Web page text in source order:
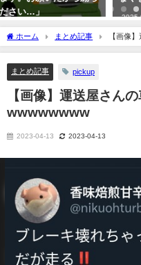
2025-04-23
ホーム まとめ記事
【画像
wwwwwwww
まとめ記事 pickup
【画像】運送屋さん
wwwwwwww
2023-04-13 2023-04-13